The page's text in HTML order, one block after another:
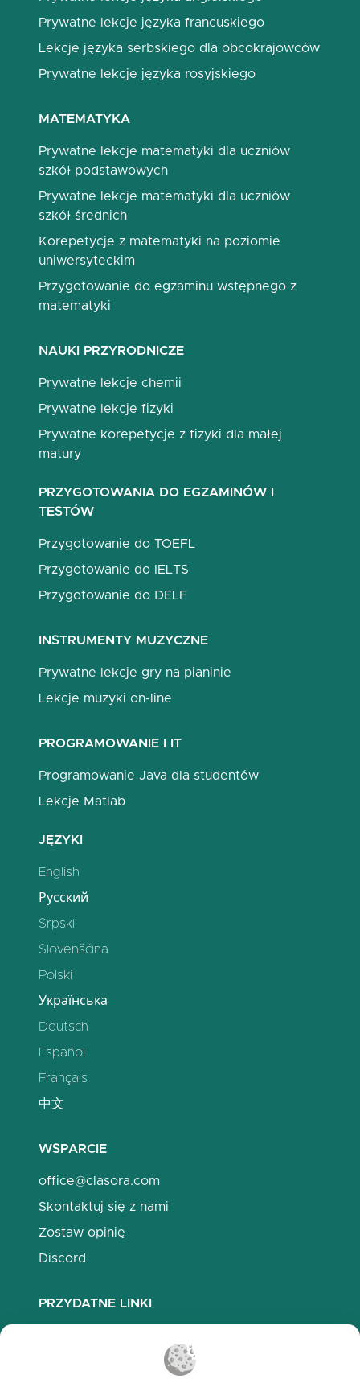
Prywatne lekcje języka francuskiego
Lekcje języka serbskiego dla obcokrajowców
Prywatne lekcje języka rosyjskiego
MATEMATYKA
Prywatne lekcje matematyki dla uczniów
szkół podstawowych
Prywatne lekcje matematyki dla uczniów
szkół średnich
Korepetycje z matematyki na poziomie
uniwersyteckim
Przygotowanie do egzaminu wstępnego z
matematyki
NAUKI PRZYRODNICZE
Prywatne lekcje chemii
Prywatne lekcje fizyki
Prywatne korepetycje z fizyki dla małej
matury
PRZYGOTOWANIA DO EGZAMINÓW I
TESTÓW
Przygotowanie do TOEFL
Przygotowanie do IELTS
Przygotowanie do DELF
INSTRUMENTY MUZYCZNE
Prywatne lekcje gry na pianinie
Lekcje muzyki on-line
PROGRAMOWANIE I IT
Programowanie Java dla studentów
Lekcje Matlab
JĘZYKI
English
Русский
Srpski
Slovenščina
Polski
Українська
Deutsch
Español
Français
中文
WSPARCIE
office@clasora.com
Skontaktuj się z nami
Zostaw opinię
Discord
PRZYDATNE LINKI